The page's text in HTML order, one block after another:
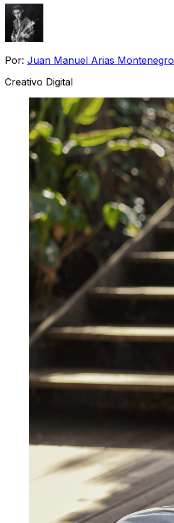
Por: Juan Manuel Arias Montenegro
Creativo Digital